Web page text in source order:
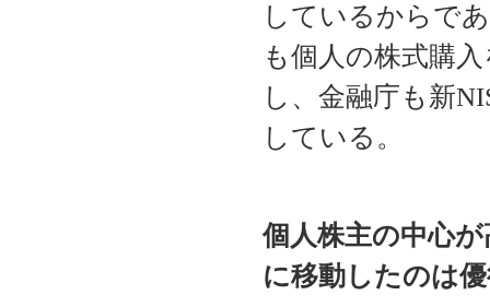
しているからで
も個人の株式購
し、金融庁も新
している。
個人株主の中心
に移動したのは